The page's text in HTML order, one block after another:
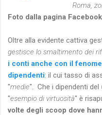
Roma,
Foto dalla pagina Facebook
Oltre alla evidente cattiva
gestisce lo smaltimento dei
i conti anche con il
dipendenti: il cui tasso di
"medie". Che i dipendenti del
"esempio di virtuosità" è
volte degli scoop dove